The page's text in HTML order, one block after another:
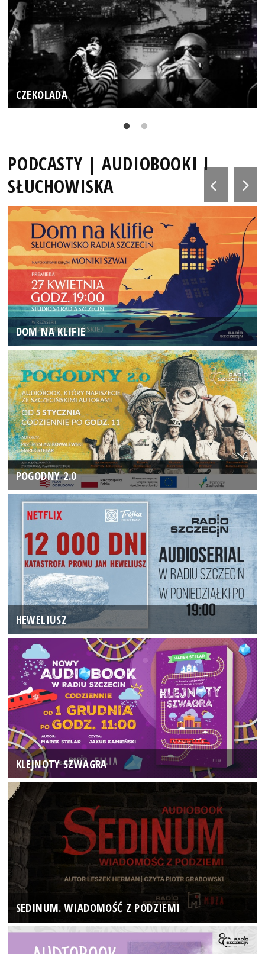
CZEKOLADA
PODCASTY | AUDIOBOOKI I
SŁUCHOWISKA
DOM NA KLIFIE
POGODNY 2.0
HEWELIUSZ
KLEJNOTY SZWAGRA
SEDINUM. WIADOMOŚĆ Z PODZIEMI